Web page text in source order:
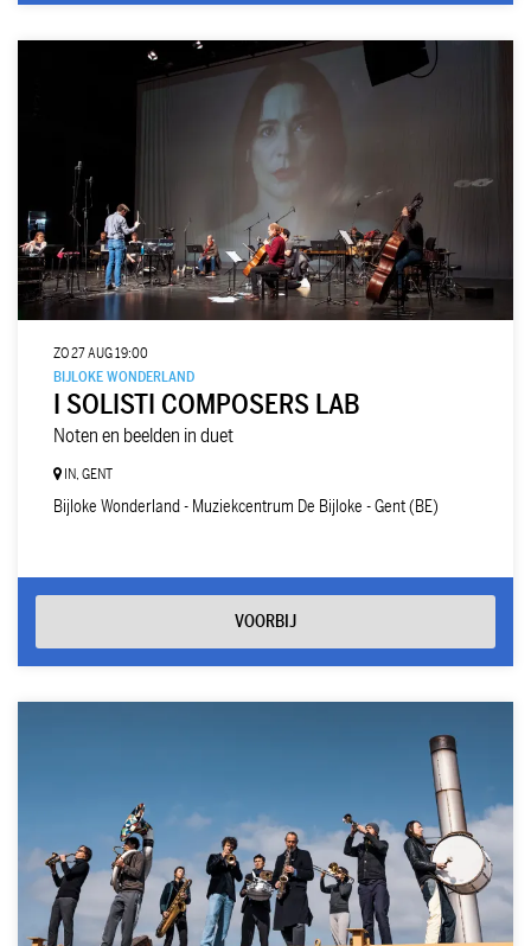
I SOLISTI COMPOSERS LAB
Noten en beelden in duet
BIJLOKE WONDERLAND
ZO 27 AUG19:00
IN, GENT
Bijloke Wonderland - Muziekcentrum De Bijloke - Gent (BE)
VOORBIJ